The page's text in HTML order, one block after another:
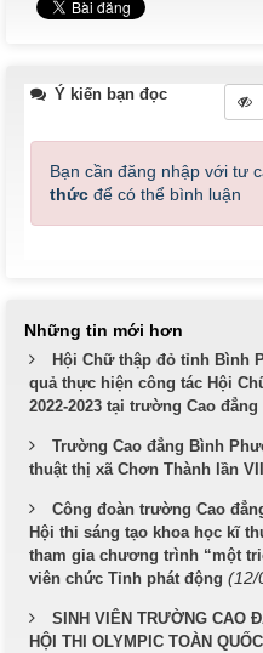
Ý kiến bạn đọc
Bạn cần đăng nhập với tư
thức để có thể bình luận
Những tin mới hơn
Hội Chữ thập đỏ tỉnh Bình
quả thực hiện công tác Hội
2022-2023 tại trường Cao
Trường Cao đẳng Bình
thuật thị xã Chơn Thành lần
Công đoàn trường Cao
Hội thi sáng tạo khoa học kĩ
tham gia chương trình “một
viên chức Tỉnh phát động (12/
SINH VIÊN TRƯỜNG CAO
HỘI THI OLYMPIC TOÀN